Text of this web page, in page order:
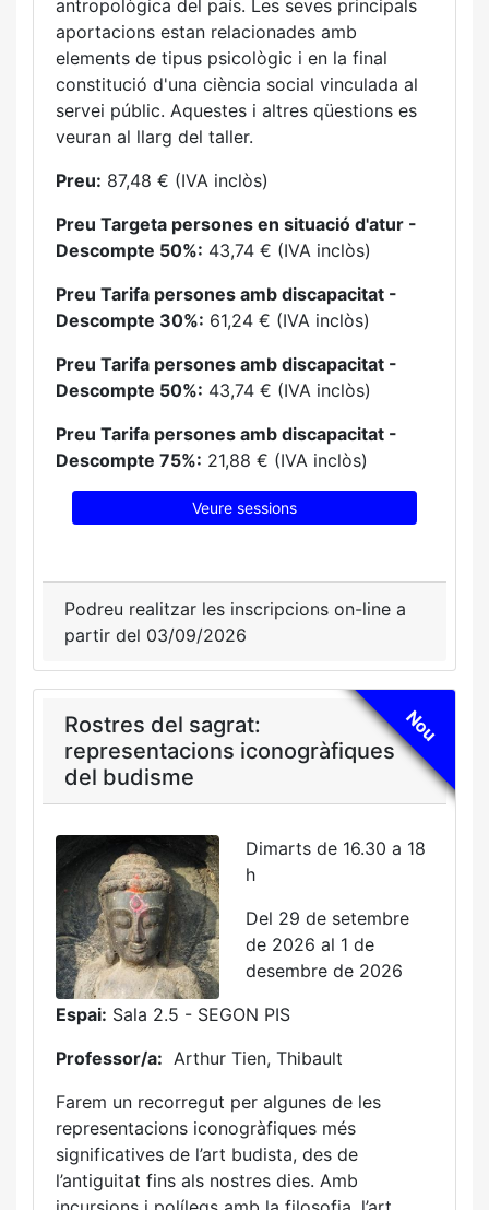
antropològica del país. Les seves principals
aportacions estan relacionades amb
elements de tipus psicològic i en la final
constitució d'una ciència social vinculada al
servei públic. Aquestes i altres qüestions es
veuran al llarg del taller.
Preu: 87,48 € (IVA inclòs)
Preu Targeta persones en situació d'atur -
Descompte 50%: 43,74 € (IVA inclòs)
Preu Tarifa persones amb discapacitat -
Descompte 30%: 61,24 € (IVA inclòs)
Preu Tarifa persones amb discapacitat -
Descompte 50%: 43,74 € (IVA inclòs)
Preu Tarifa persones amb discapacitat -
Descompte 75%: 21,88 € (IVA inclòs)
Veure sessions
Podreu realitzar les inscripcions on-line a
partir del 03/09/2026
Nou
Rostres del sagrat:
representacions iconogràfiques
del budisme
Dimarts de 16.30 a 18
h
Del 29 de setembre
de 2026 al 1 de
desembre de 2026
Espai: Sala 2.5 - SEGON PIS
Professor/a: Arthur Tien, Thibault
Farem un recorregut per algunes de les
representacions iconogràfiques més
significatives de l’art budista, des de
l’antiguitat fins als nostres dies. Amb